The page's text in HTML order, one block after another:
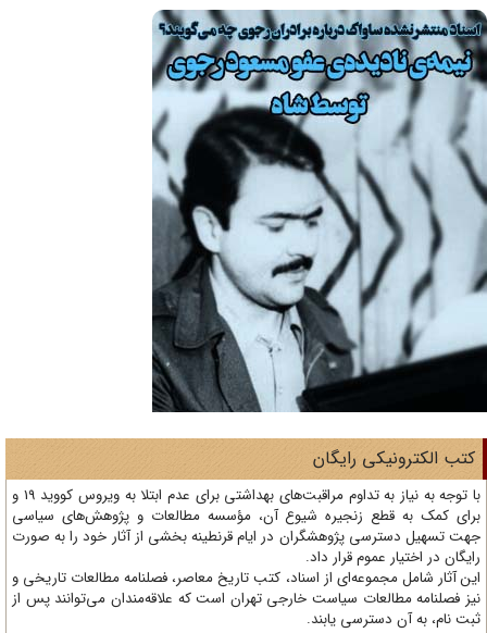
الکترونیکی رایگان
با توجه به نیاز به تداوم مراقبت‌های بهداشتی برای عدم ابتلا به ویروس کووید 19 و
کمک به قطع زنجیره شیوع آن، مؤسسه مطالعات و پژوهش‌های سیاسی
تسهیل دسترسی پژوهشگران در ایام قرنطینه بخشی از آثار خود را به صورت
در اختیار عموم قرار داد.
آثار شامل مجموعه‌ای از اسناد، کتب تاریخ معاصر، فصلنامه‌ مطالعات تاریخی و
فصلنامه مطالعات سیاست خارجی تهران است که علاقه‌مندان می‌توانند پس از
نام، به آن دسترسی یابند.